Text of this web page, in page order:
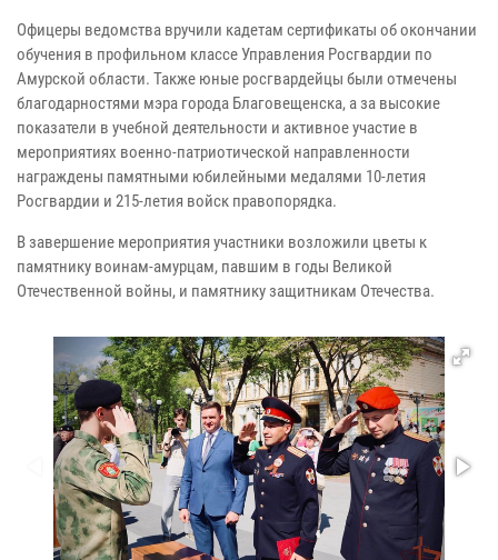
Офицеры ведомства вручили кадетам сертификаты об окончании
обучения в профильном классе Управления Росгвардии по
Амурской области. Также юные росгвардейцы были отмечены
благодарностями мэра города Благовещенска, а за высокие
показатели в учебной деятельности и активное участие в
мероприятиях военно-патриотической направленности
награждены памятными юбилейными медалями 10-летия
Росгвардии и 215-летия войск правопорядка.
В завершение мероприятия участники возложили цветы к
памятнику воинам-амурцам, павшим в годы Великой
Отечественной войны, и памятнику защитникам Отечества.